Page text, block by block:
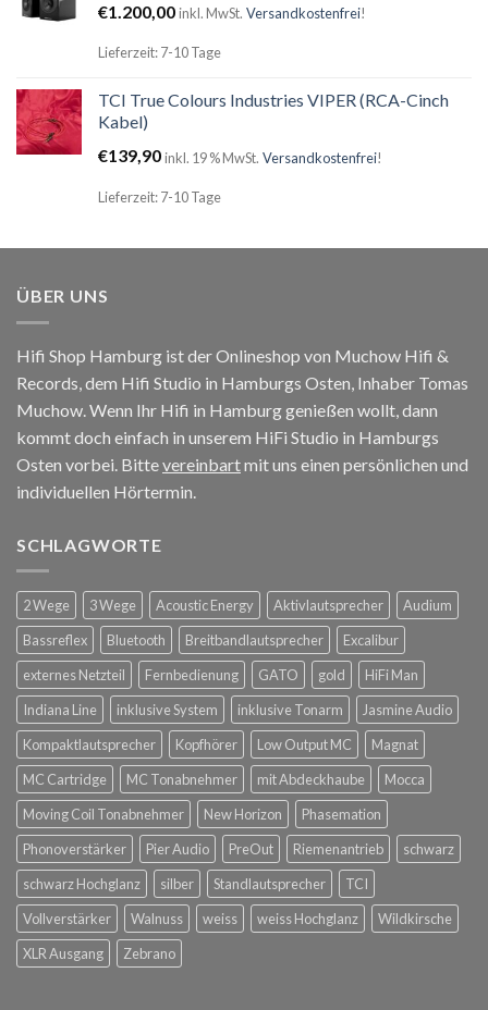
€1.200,00inkl. MwSt. Versandkostenfrei!
Lieferzeit: 7-10 Tage
TCI True Colours Industries VIPER (RCA-Cinch
Kabel)
€139,90inkl. 19 % MwSt. Versandkostenfrei!
Lieferzeit: 7-10 Tage
ÜBER UNS
Hifi Shop Hamburg ist der Onlineshop von Muchow Hifi &
Records, dem Hifi Studio in Hamburgs Osten, Inhaber Tomas
Muchow. Wenn Ihr Hifi in Hamburg genießen wollt, dann
kommt doch einfach in unserem HiFi Studio in Hamburgs
Osten vorbei. Bittevereinbartmit uns einen persönlichen und
individuellen Hörtermin.
SCHLAGWORTE
2 Wege 3 Wege Acoustic Energy Aktivlautsprecher
Audium
Bassreflex
Bluetooth Breitbandlautsprecher
Excalibur
externes Netzteil
Fernbedienung GATO gold
HiFi Man
Indiana Line
inklusive System inklusive Tonarm
Jasmine Audio
Kompaktlautsprecher
Kopfhörer Low Output MC
Magnat
MC Cartridge
MC Tonabnehmer mit Abdeckhaube
Mocca
Moving Coil Tonabnehmer
New Horizon
Phasemation
Phonoverstärker
Pier Audio PreOut Riemenantrieb
schwarz
schwarz Hochglanz
silber Standlautsprecher
TCI
Vollverstärker
Walnuss weiss weiss Hochglanz
Wildkirsche
XLR Ausgang
Zebrano